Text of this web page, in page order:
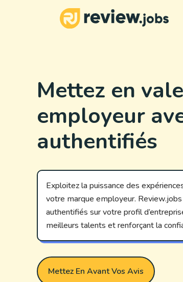
Mettez en
employeur
authentifiés
Exploitez la puissance des
votre marque employeur.
authentifiés sur votre profil
meilleurs talents et renforçant la
Mettez En Avant Vos Avis